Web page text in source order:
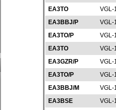
EA3TO
VGL-
EA3BBJ/P
VGL-
EA3TO/P
VGL-
EA3TO
VGL-
EA3GZR/P
VGL-
EA3TO/P
VGL-
EA3BBJ/M
VGL-
EA3BSE
VGL-